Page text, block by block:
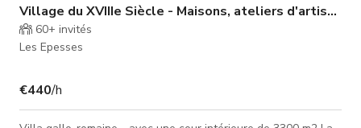
Village du XVIIIe Siècle - Maisons, ateliers d'artisans
60+ invités
Les Epesses
€440/h